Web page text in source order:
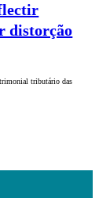
distorção
tributário das